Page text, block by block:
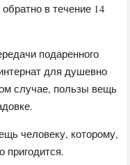
в течение 14
подаренного
для душевно
случае, пользы вещь
человеку, которому,
пригодится.